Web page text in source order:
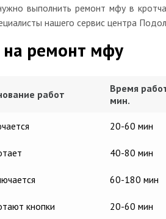
выполнить ремонт мфу в
нашего сервис центра
ремонт мфу
работ
Время
мин.
20-60 мин
40-80 мин
60-180 мин
кнопки 20-60 мин